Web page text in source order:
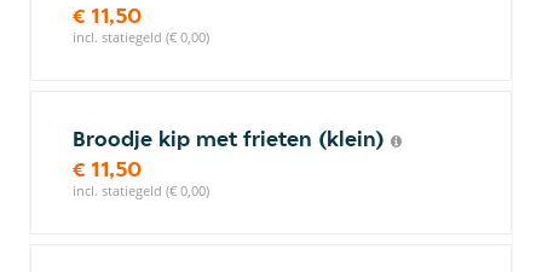
€ 11,50
incl. statiegeld (€ 0,00)
Broodje kip met frieten (klein)
€ 11,50
incl. statiegeld (€ 0,00)